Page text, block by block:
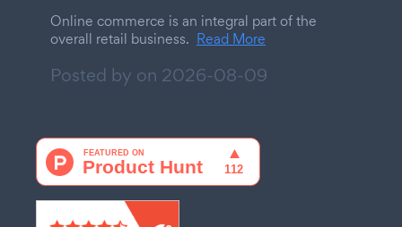
Online commerce is an integral part of the
overall retail business. Read More
Posted by on 2026-08-09